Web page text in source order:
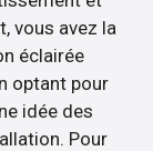
vous avez la
éclairée
optant pour
idée des
Pour